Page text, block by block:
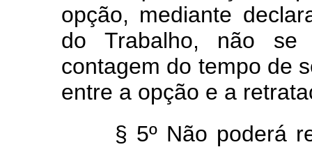
opção, mediante
do Trabalho, não se
contagem do tempo de
entre a opção e a
§ 5º Não poderá